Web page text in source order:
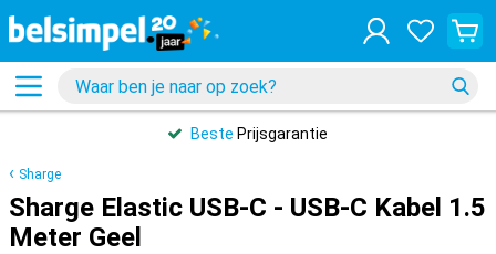
Beste Prijsgarantie
Sharge
Sharge Elastic USB-C - USB-C Kabel 1.5
Meter Geel